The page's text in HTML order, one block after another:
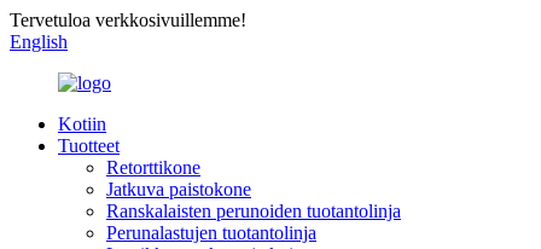
Tervetuloa verkkosivuillemme!
English
Kotiin
Tuotteet
Retorttikone
Jatkuva paistokone
Ranskalaisten perunoiden tuotantolinja
Perunalastujen tuotantolinja